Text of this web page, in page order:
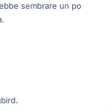
sembrare un po